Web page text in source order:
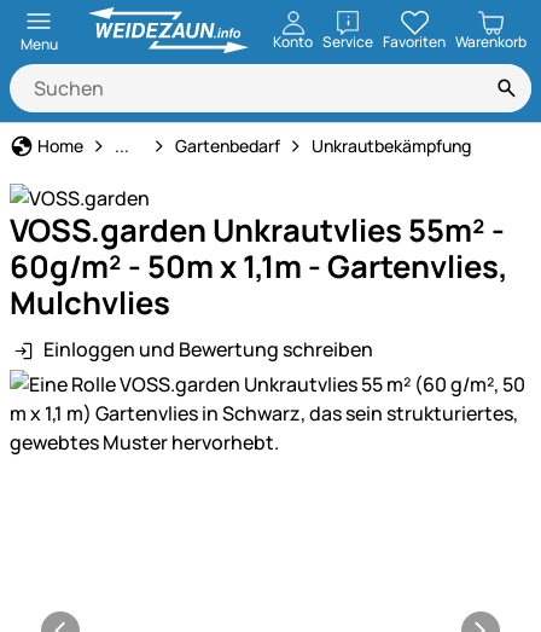
Menu Konto ServiceöffnenFavoriten Warenkorb
Home Garten & Heimdekoration
... Gartenbedarf Unkrautbekämpfung
VOSS.garden Unkrautvlies 55m² -
60g/m² - 50m x 1,1m - Gartenvlies,
Mulchvlies
Einloggen und Bewertung schreiben
Produktgalerie